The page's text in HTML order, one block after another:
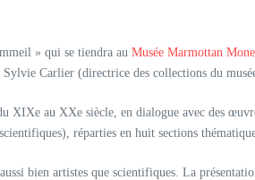
» qui se tiendra au Musée Marmottan
Carlier (directrice des collections du
au XXe siècle, en dialogue avec des
réparties en huit sections
bien artistes que scientifiques. La